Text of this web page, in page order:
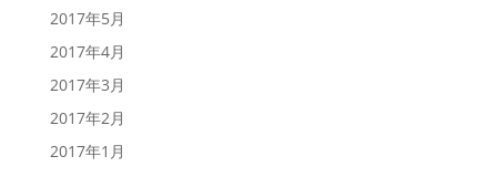
2017年5月
2017年4月
2017年3月
2017年2月
2017年1月